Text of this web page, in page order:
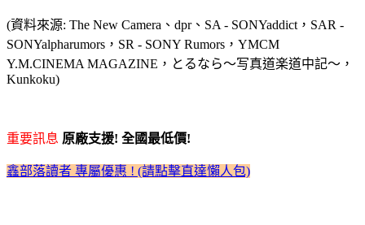
(資料來源: The New Camera、dpr、SA - SONYaddict，SAR -
SONYalpharumors，SR - SONY Rumors，YMCM
Y.M.CINEMA MAGAZINE，とるなら～写真道楽道中記～，
Kunkoku)
重要訊息 原廠支援! 全國最低價!
鑫部落讀者 專屬優惠 ! (請點擊直達懶人包)